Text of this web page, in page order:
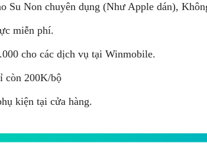
Su Non chuyên dụng (Như Apple dán),
miễn phí.
cho các dịch vụ tại Winmobile.
còn 200K/bộ
kiện tại cửa hàng.